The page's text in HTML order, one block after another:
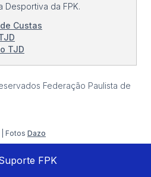
Desportiva da FPK.
Custas
TJD
FPK
Federação Paulista de
| Fotos Dazo